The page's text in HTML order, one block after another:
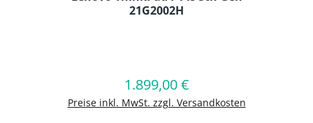
21G2002H
Regulärer Preis:
1.899,00 €
Preise inkl. MwSt. zzgl. Versandkosten
In den Warenkorb